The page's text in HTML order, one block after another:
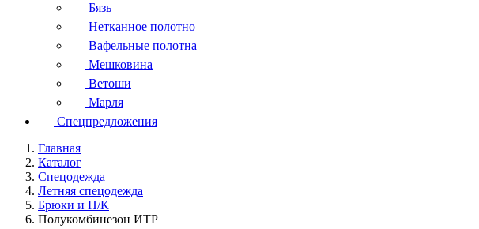
Бязь
Нетканное полотно
Вафельные полотна
Мешковина
Ветоши
Марля
Спецпредложения
Главная
Каталог
Спецодежда
Летняя спецодежда
Брюки и П/К
Полукомбинезон ИТР